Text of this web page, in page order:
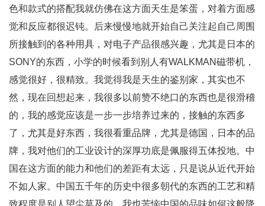
色和款式的搭配我就仿佛在这方面天生是笨蛋，对着方面感
觉和反应都很迟钝。后来慢慢地就开始自己关注起自己周围
所接触到的各种用具，对电子产品很感兴趣，尤其是日本的
SONY的东西，小学的时候看到别人有WALKMAN磁带机，
感觉很好，很精致。我觉得我是天生的鉴别家，其实也不
然，现在回想起来，我很多以前赞不绝口的东西也是很滑稽
的，我的感觉应该是一步一步培养过来的，接触的东西多
了，尤其是好东西，我很看重品牌，尤其是德国，日本的品
牌，我对他们的工业设计的深厚功底是佩服得五体投地。中
国在这方面的能力和他们的差距有太远，只是说从近代开始
不如人家。中国五千年的历史中很多朝代的东西的工艺和精
致程度是别人望尘莫及的。我也苦恼中国的品味如何这般降